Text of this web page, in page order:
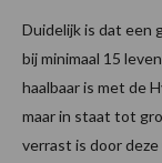
Duidelijk is dat een
bij minimaal 15
haalbaar is met de
maar in staat tot
verrast is door